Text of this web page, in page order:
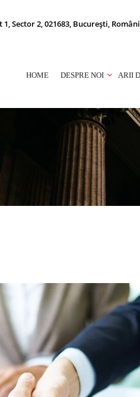
Sector 2, 021683, București,
HOME DESPRE NOI ARII